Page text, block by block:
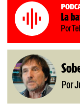
La
Por
Por